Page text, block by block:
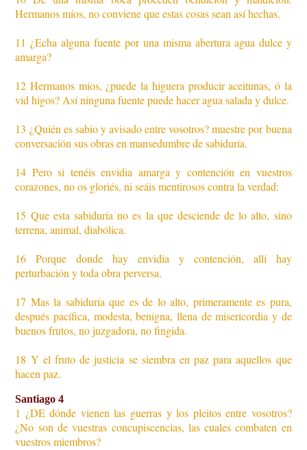
Hermanos míos, no conviene que estas cosas sean así hechas.
11 ¿Echa alguna fuente por una misma abertura agua dulce y
amarga?
12 Hermanos míos, ¿puede la higuera producir aceitunas, ó la
vid higos? Así ninguna fuente puede hacer agua salada y dulce.
13 ¿Quién es sabio y avisado entre vosotros? muestre por buena
conversación sus obras en mansedumbre de sabiduría.
14 Pero si tenéis envidia amarga y contención en vuestros
corazones, no os gloriés, ni seáis mentirosos contra la verdad:
15 Que esta sabiduría no es la que desciende de lo alto, sino
terrena, animal, diabólica.
16 Porque donde hay envidia y contención, allí hay
perturbación y toda obra perversa.
17 Mas la sabiduría que es de lo alto, primeramente es pura,
después pacífica, modesta, benigna, llena de misericordia y de
buenos frutos, no juzgadora, no fingida.
18 Y el fruto de justicia se siembra en paz para aquellos que
hacen paz.
Santiago 4
1 ¿DE dónde vienen las guerras y los pleitos entre vosotros?
¿No son de vuestras concupiscencias, las cuales combaten en
vuestros miembros?